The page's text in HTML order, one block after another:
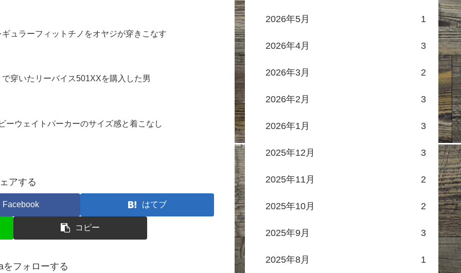
ュラーフィットチノをオヤジが穿きこなす
穿いたリーバイス501XXを購入した男
ーウェイトパーカーのサイズ感と着こなし
アする
Facebook はてブ
コピー
をフォローする
2026年5月 1
2026年4月 3
2026年3月 2
2026年2月 3
2026年1月 3
2025年12月 3
2025年11月 2
2025年10月 2
2025年9月 3
2025年8月 1